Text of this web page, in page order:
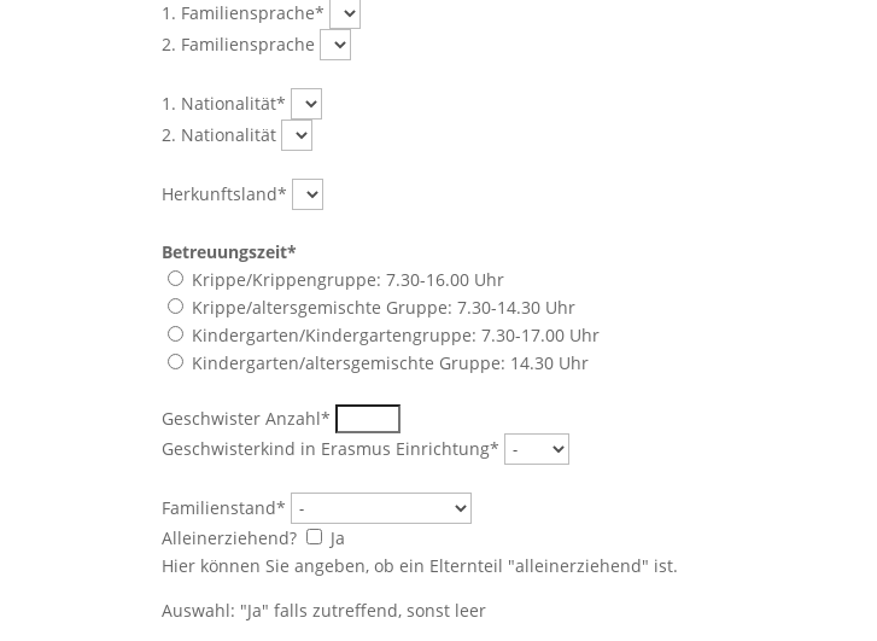
1. Familiensprache*
2. Familiensprache
1. Nationalität*
2. Nationalität
Herkunftsland*
Betreuungszeit*
Krippe/Krippengruppe: 7.30-16.00 Uhr
Krippe/altersgemischte Gruppe: 7.30-14.30 Uhr
Kindergarten/Kindergartengruppe: 7.30-17.00 Uhr
Kindergarten/altersgemischte Gruppe: 14.30 Uhr
Geschwister Anzahl*
Geschwisterkind in Erasmus Einrichtung*
Familienstand*
Alleinerziehend?
Ja
Hier können Sie angeben, ob ein Elternteil "alleinerziehend" ist.
Auswahl: "Ja" falls zutreffend, sonst leer